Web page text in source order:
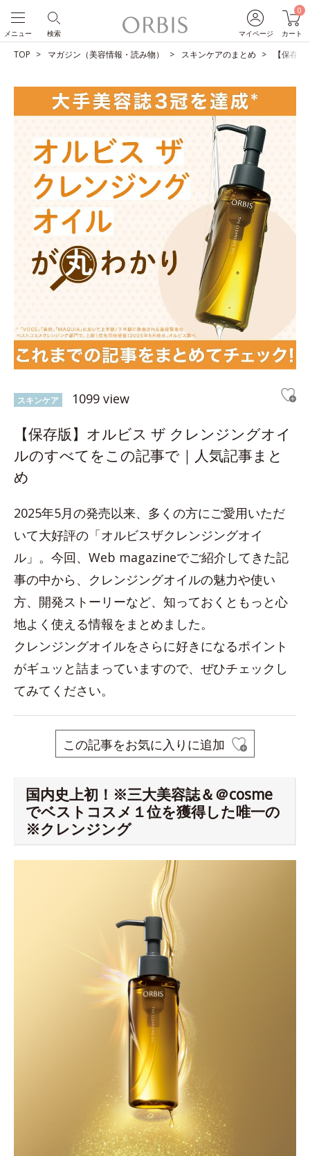
マイページ
0
カート
検索
メニュー
TOP マガジン（美容情報・読み物） スキンケアのまとめ 【保存
スキンケア 1099 view
【保存版】オルビス ザ クレンジングオイ
ルのすべてをこの記事で｜人気記事まと
め
2025年5月の発売以来、多くの方にご愛用いただ
いて大好評の「オルビスザクレンジングオイ
ル」。今回、Web magazineでご紹介してきた記
事の中から、クレンジングオイルの魅力や使い
方、開発ストーリーなど、知っておくともっと心
地よく使える情報をまとめました。
クレンジングオイルをさらに好きになるポイント
がギュッと詰まっていますので、ぜひチェックし
てみてください。
この記事をお気に入りに追加
国内史上初！※三大美容誌＆＠cosme
でベストコスメ１位を獲得した唯一の
※クレンジング